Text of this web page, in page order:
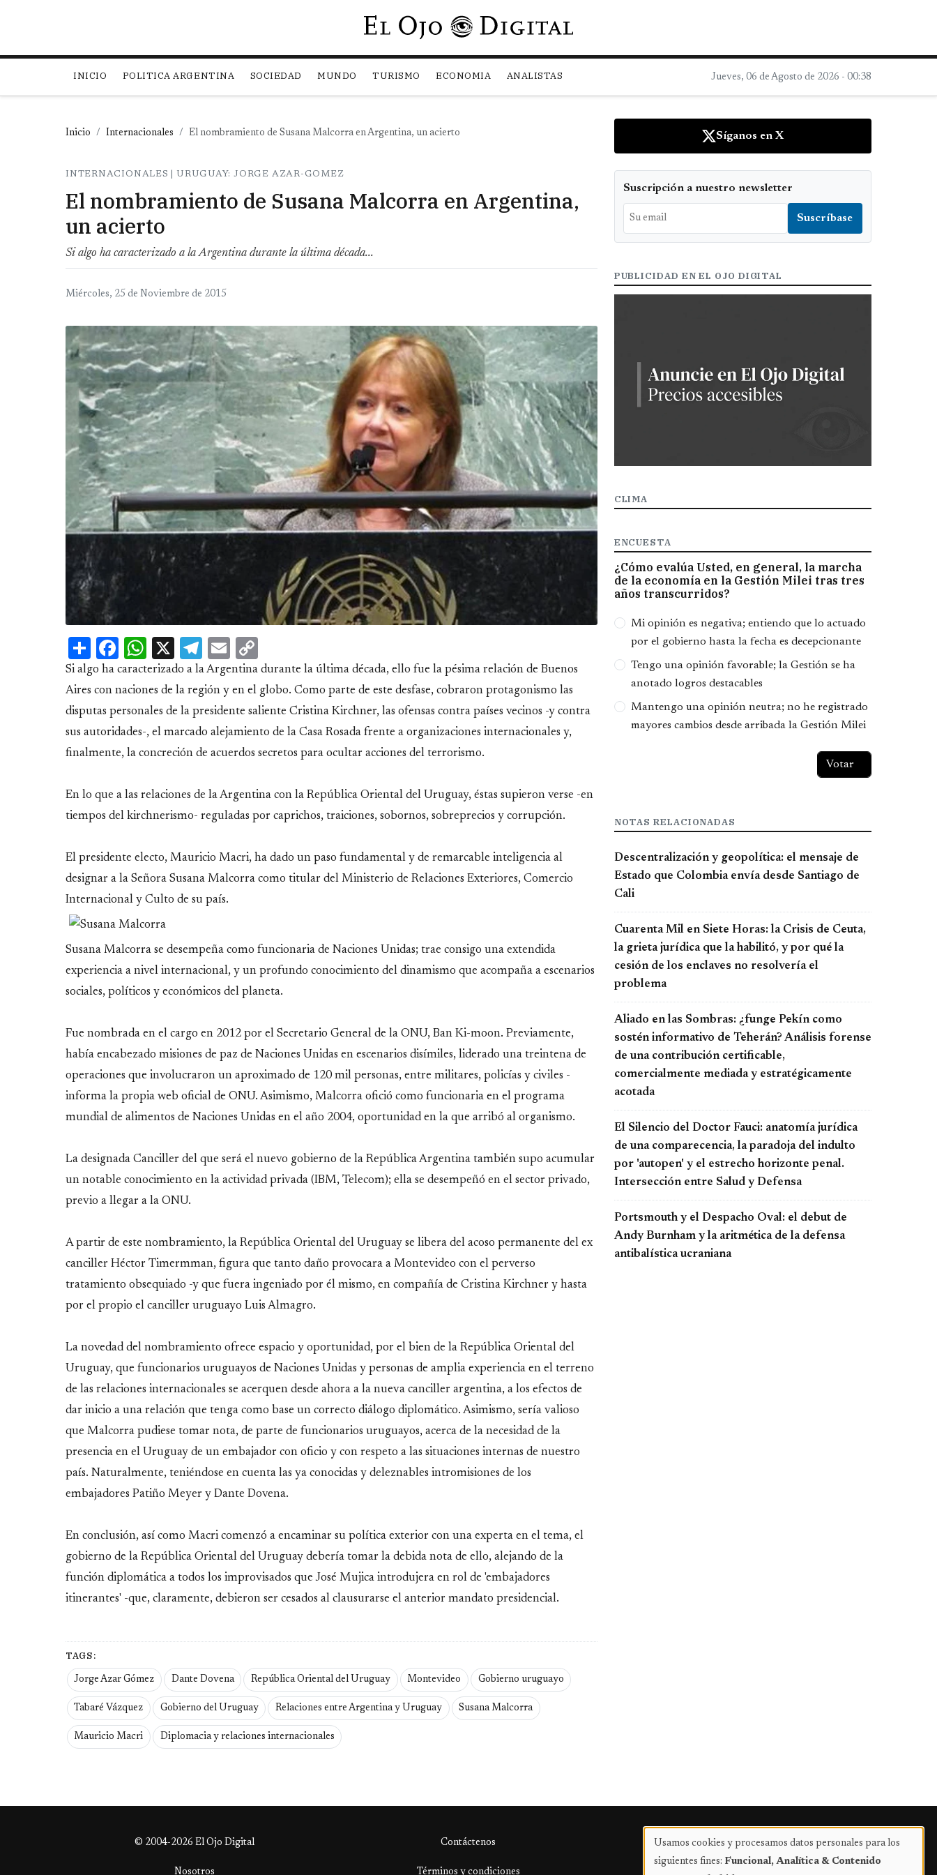
Pasar al contenido principal
INICIO POLITICA ARGENTINA SOCIEDAD MUNDO TURISMO ECONOMIA ANALISTAS Jueves, 06 de Agosto de 2026 - 00:38
Inicio Internacionales El nombramiento de Susana Malcorra en Argentina, un acierto
INTERNACIONALES | URUGUAY: JORGE AZAR-GOMEZ
El nombramiento de Susana Malcorra en Argentina,
un acierto
Si algo ha caracterizado a la Argentina durante la última década...
Miércoles, 25 de Noviembre de 2015
ShareFacebook
WhatsApp
X Telegram
Email
Link
Si algo ha caracterizado a la Argentina durante la última década, ello fue la pésima relación de Buenos
Aires con naciones de la región y en el globo. Como parte de este desfase, cobraron protagonismo las
disputas personales de la presidente saliente Cristina Kirchner, las ofensas contra países vecinos -y contra
sus autoridades-, el marcado alejamiento de la Casa Rosada frente a organizaciones internacionales y,
finalmente, la concreción de acuerdos secretos para ocultar acciones del terrorismo.
En lo que a las relaciones de la Argentina con la República Oriental del Uruguay, éstas supieron verse -en
tiempos del kirchnerismo- reguladas por caprichos, traiciones, sobornos, sobreprecios y corrupción.
El presidente electo, Mauricio Macri, ha dado un paso fundamental y de remarcable inteligencia al
designar a la Señora Susana Malcorra como titular del Ministerio de Relaciones Exteriores, Comercio
Internacional y Culto de su país.
Susana Malcorra se desempeña como funcionaria de Naciones Unidas; trae consigo una extendida
experiencia a nivel internacional, y un profundo conocimiento del dinamismo que acompaña a escenarios
sociales, políticos y económicos del planeta.
Fue nombrada en el cargo en 2012 por el Secretario General de la ONU, Ban Ki-moon. Previamente,
había encabezado misiones de paz de Naciones Unidas en escenarios disímiles, liderado una treintena de
operaciones que involucraron un aproximado de 120 mil personas, entre militares, policías y civiles -
informa la propia web oficial de ONU. Asimismo, Malcorra ofició como funcionaria en el programa
mundial de alimentos de Naciones Unidas en el año 2004, oportunidad en la que arribó al organismo.
La designada Canciller del que será el nuevo gobierno de la República Argentina también supo acumular
un notable conocimiento en la actividad privada (IBM, Telecom); ella se desempeñó en el sector privado,
previo a llegar a la ONU.
A partir de este nombramiento, la República Oriental del Uruguay se libera del acoso permanente del ex
canciller Héctor Timermman, figura que tanto daño provocara a Montevideo con el perverso
tratamiento obsequiado -y que fuera ingeniado por él mismo, en compañía de Cristina Kirchner y hasta
por el propio el canciller uruguayo Luis Almagro.
La novedad del nombramiento ofrece espacio y oportunidad, por el bien de la República Oriental del
Uruguay, que funcionarios uruguayos de Naciones Unidas y personas de amplia experiencia en el terreno
de las relaciones internacionales se acerquen desde ahora a la nueva canciller argentina, a los efectos de
dar inicio a una relación que tenga como base un correcto diálogo diplomático. Asimismo, sería valioso
que Malcorra pudiese tomar nota, de parte de funcionarios uruguayos, acerca de la necesidad de la
presencia en el Uruguay de un embajador con oficio y con respeto a las situaciones internas de nuestro
país. Naturalmente, teniéndose en cuenta las ya conocidas y deleznables intromisiones de los
embajadores Patiño Meyer y Dante Dovena.
En conclusión, así como Macri comenzó a encaminar su política exterior con una experta en el tema, el
gobierno de la República Oriental del Uruguay debería tomar la debida nota de ello, alejando de la
función diplomática a todos los improvisados que José Mujica introdujera en rol de 'embajadores
itinerantes' -que, claramente, debieron ser cesados al clausurarse el anterior mandato presidencial.
TAGS:
Jorge Azar Gómez Dante Dovena República Oriental del Uruguay Montevideo Gobierno uruguayo
Tabaré Vázquez Gobierno del Uruguay Relaciones entre Argentina y Uruguay Susana Malcorra
Mauricio Macri Diplomacia y relaciones internacionales
Síganos en X
Suscripción a nuestro newsletter
PUBLICIDAD EN EL OJO DIGITAL
CLIMA
ENCUESTA
¿Cómo evalúa Usted, en general, la marcha
de la economía en la Gestión Milei tras tres
años transcurridos?
Opciones
Mi opinión es negativa; entiendo que lo actuado
por el gobierno hasta la fecha es decepcionante
Tengo una opinión favorable; la Gestión se ha
anotado logros destacables
Mantengo una opinión neutra; no he registrado
mayores cambios desde arribada la Gestión Milei
NOTAS RELACIONADAS
Descentralización y geopolítica: el mensaje de
Estado que Colombia envía desde Santiago de
Cali
Cuarenta Mil en Siete Horas: la Crisis de Ceuta,
la grieta jurídica que la habilitó, y por qué la
cesión de los enclaves no resolvería el
problema
Aliado en las Sombras: ¿funge Pekín como
sostén informativo de Teherán? Análisis forense
de una contribución certificable,
comercialmente mediada y estratégicamente
acotada
El Silencio del Doctor Fauci: anatomía jurídica
de una comparecencia, la paradoja del indulto
por 'autopen' y el estrecho horizonte penal.
Intersección entre Salud y Defensa
Portsmouth y el Despacho Oval: el debut de
Andy Burnham y la aritmética de la defensa
antibalística ucraniana
© 2004-2026 El Ojo Digital Contáctenos Publicidad
Nosotros Términos y condiciones
Uso
Usamos cookies y procesamos datos personales para los
siguientes fines: Funcional, Analítica & Contenido